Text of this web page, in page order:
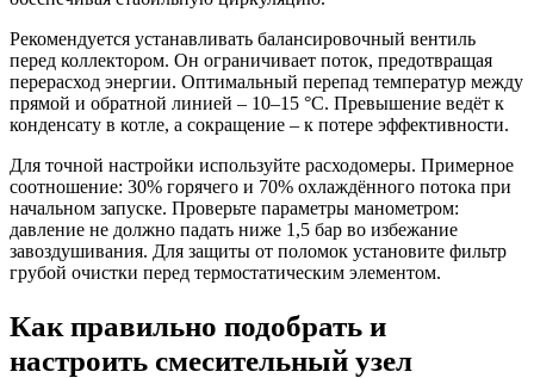
Рекомендуется устанавливать балансировочный вентиль
перед коллектором. Он ограничивает поток, предотвращая
перерасход энергии. Оптимальный перепад температур между
прямой и обратной линией – 10–15 °C. Превышение ведёт к
конденсату в котле, а сокращение – к потере эффективности.
Для точной настройки используйте расходомеры. Примерное
соотношение: 30% горячего и 70% охлаждённого потока при
начальном запуске. Проверьте параметры манометром:
давление не должно падать ниже 1,5 бар во избежание
завоздушивания. Для защиты от поломок установите фильтр
грубой очистки перед термостатическим элементом.
Как правильно подобрать и
настроить смесительный узел